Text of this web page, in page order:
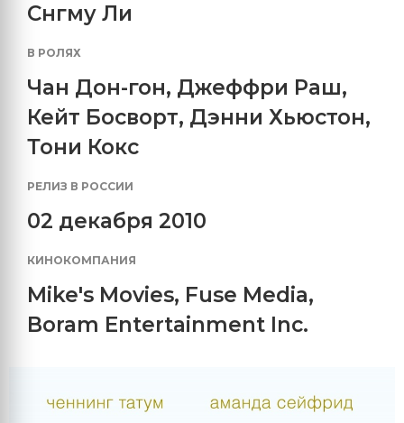
Снгму Ли
В РОЛЯХ
Чан Дон-гон, Джеффри Раш,
Кейт Босворт, Дэнни Хьюстон,
Тони Кокс
РЕЛИЗ В РОССИИ
02 декабря 2010
КИНОКОМПАНИЯ
Mike's Movies, Fuse Media,
Boram Entertainment Inc.